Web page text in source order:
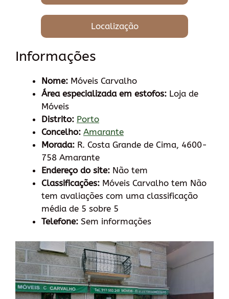
Localização
Informações
Nome: Móveis Carvalho
Área especializada em estofos: Loja de
Móveis
Distrito: Porto
Concelho: Amarante
Morada: R. Costa Grande de Cima, 4600-
758 Amarante
Endereço do site: Não tem
Classificações: Móveis Carvalho tem Não
tem avaliações com uma classificação
média de 5 sobre 5
Telefone: Sem informações